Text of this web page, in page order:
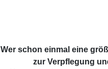
Wer schon einmal eine
zur Verpflegung